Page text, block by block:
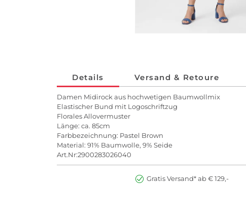
Details Versand & Retoure
Damen Midirock aus hochwetigen Baumwollmix
Elastischer Bund mit Logoschriftzug
Florales Allovermuster
Länge: ca. 85cm
Farbbezeichnung: Pastel Brown
Material: 91% Baumwolle, 9% Seide
Art.Nr:2900283026040
Gratis Versand* ab € 129,-